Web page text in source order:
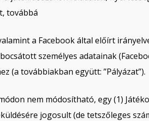
továbbá
a Facebook által előírt
személyes adatainak
(a továbbiakban együtt: ”Pályázat”).
nem módosítható, egy (1)
jogosult (de tetszőleges